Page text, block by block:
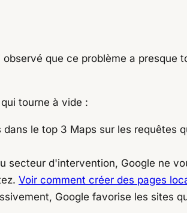
que ce problème a
tourne à vide :
le top 3 Maps sur les requêtes
secteur d'intervention, Google ne
Voir comment créer des pages
Google favorise les sites